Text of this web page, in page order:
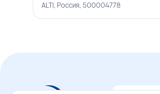
ALTI, Россия, 500004778